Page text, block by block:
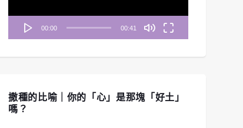
00:00 00:41
撒種的比喻｜你的「心」是那塊「好土」
嗎？